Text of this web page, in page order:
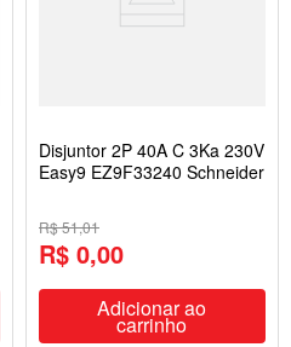
Disjuntor 2P 40A C 3Ka 230V
Easy9 EZ9F33240 Schneider
R$ 51,01
R$ 0,00
Adicionar ao
carrinho